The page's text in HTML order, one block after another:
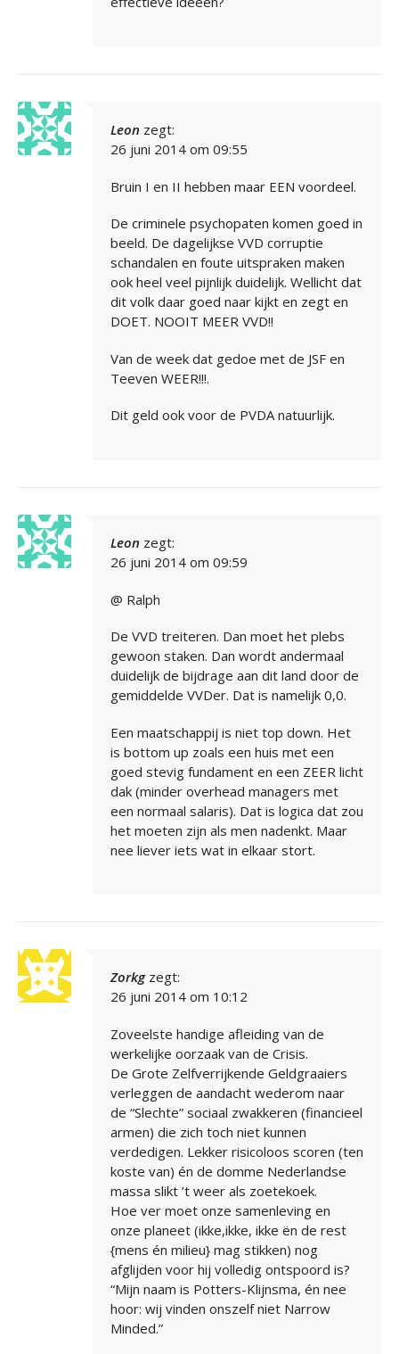
Leon zegt:
26 juni 2014 om 09:55
Bruin I en II hebben maar EEN voordeel.
De criminele psychopaten komen goed in
beeld. De dagelijkse VVD corruptie
schandalen en foute uitspraken maken
ook heel veel pijnlijk duidelijk. Wellicht dat
dit volk daar goed naar kijkt en zegt en
DOET. NOOIT MEER VVD!!
Van de week dat gedoe met de JSF en
Teeven WEER!!!.
Dit geld ook voor de PVDA natuurlijk.
Leon zegt:
26 juni 2014 om 09:59
@ Ralph
De VVD treiteren. Dan moet het plebs
gewoon staken. Dan wordt andermaal
duidelijk de bijdrage aan dit land door de
gemiddelde VVDer. Dat is namelijk 0,0.
Een maatschappij is niet top down. Het
is bottom up zoals een huis met een
goed stevig fundament en een ZEER licht
dak (minder overhead managers met
een normaal salaris). Dat is logica dat zou
het moeten zijn als men nadenkt. Maar
nee liever iets wat in elkaar stort.
Zorkg zegt:
26 juni 2014 om 10:12
Zoveelste handige afleiding van de
werkelijke oorzaak van de Crisis.
De Grote Zelfverrijkende Geldgraaiers
verleggen de aandacht wederom naar
de “Slechte” sociaal zwakkeren (financieel
armen) die zich toch niet kunnen
verdedigen. Lekker risicoloos scoren (ten
koste van) én de domme Nederlandse
massa slikt ’t weer als zoetekoek.
Hoe ver moet onze samenleving en
onze planeet (ikke,ikke, ikke ën de rest
{mens én milieu} mag stikken) nog
afglijden voor hij volledig ontspoord is?
“Mijn naam is Potters-Klijnsma, én nee
hoor: wij vinden onszelf niet Narrow
Minded.”